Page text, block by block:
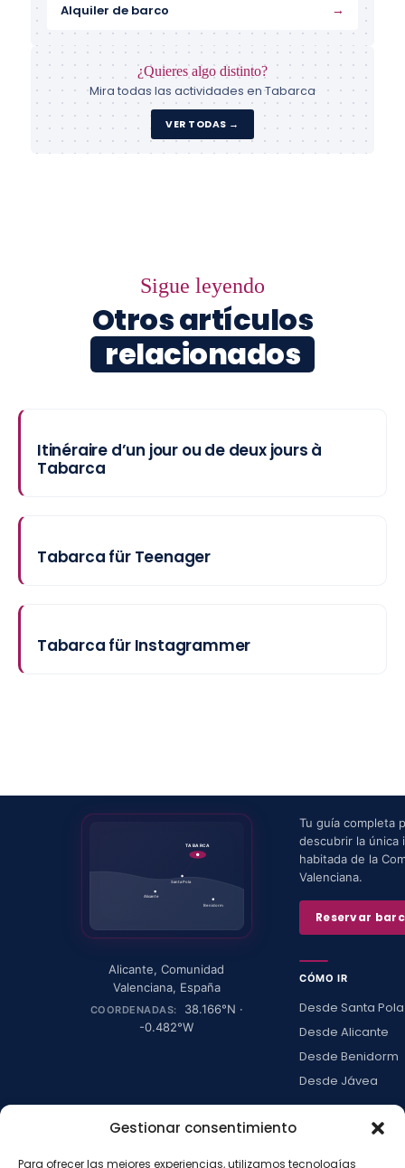
Gestionar consentimiento
Para ofrecer las mejores experiencias, utilizamos tecnologías
Alquiler de barco →
¿Quieres algo distinto?
Mira todas las actividades en Tabarca
VER TODAS →
Sigue leyendo
Otros artículos
relacionados
Itinéraire d’un jour ou de deux jours à
Tabarca
Tabarca für Teenager
Tabarca für Instagrammer
TABARCA
Santa Pola
Alicante
Benidorm
Alicante,Comunidad
Valenciana, España
COORDENADAS: 38.166°N ·
-0.482°W
Tu guía completa
descubrir la única
habitada de la
Valenciana.
Reservar
CÓMO IR
Desde Santa Pola
Desde Alicante
Desde Benidorm
Desde Jávea